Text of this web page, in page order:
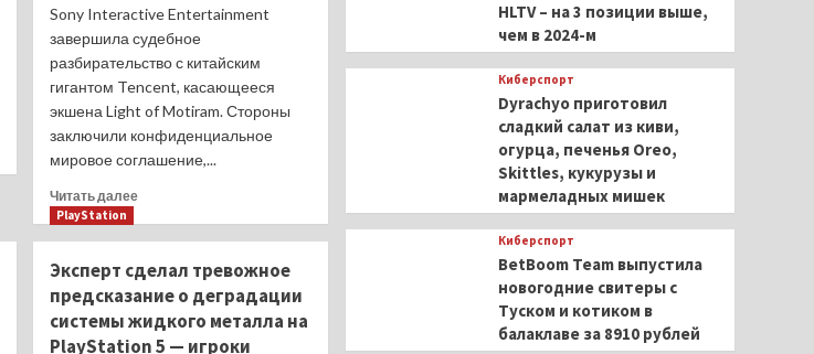
Sony Interactive Entertainment
завершила судебное
разбирательство с китайским
гигантом Tencent, касающееся
экшена Light of Motiram. Стороны
заключили конфиденциальное
мировое соглашение,...
Читать далееПрочитать
исчерпан:
Sony
и
Tencent
PlayStation
Эксперт сделал тревожное
предсказание о деградации
системы жидкого металла на
PlayStation 5 — игроки
HLTV – на 3 позиции выше,
чем в 2024-м
Киберспорт
Dyrachyo приготовил
сладкий салат из киви,
огурца, печенья Oreo,
Skittles, кукурузы и
мармеладных мишек
Киберспорт
BetBoom Team выпустила
новогодние свитеры с
Туском и котиком в
балаклаве за 8910 рублей